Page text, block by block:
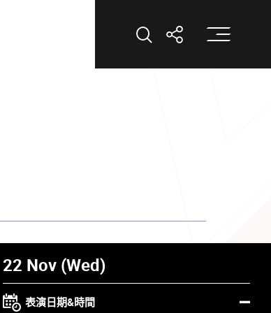
打開搜索打開分享打
22 Nov (Wed)
表演日期&時間